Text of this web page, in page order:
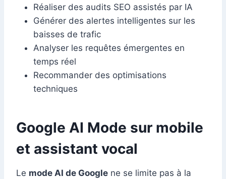
Réaliser des audits SEO assistés par IA
Générer des alertes intelligentes sur les
baisses de trafic
Analyser les requêtes émergentes en
temps réel
Recommander des optimisations
techniques
Google AI Mode sur mobile
et assistant vocal
Le mode AI de Google ne se limite pas à la